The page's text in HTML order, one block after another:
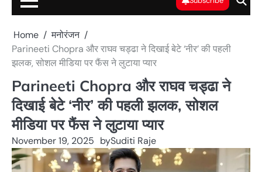
Home
मनोरंजन
Parineeti Chopra और राघव चड्ढा ने दिखाई बेटे ‘नीर’ की पहली
झलक, सोशल मीडिया पर फैंस ने लुटाया प्यार
Parineeti Chopra और राघव चड्ढा ने
दिखाई बेटे ‘नीर’ की पहली झलक, सोशल
मीडिया पर फैंस ने लुटाया प्यार
November 19, 2025 bySuditi Raje